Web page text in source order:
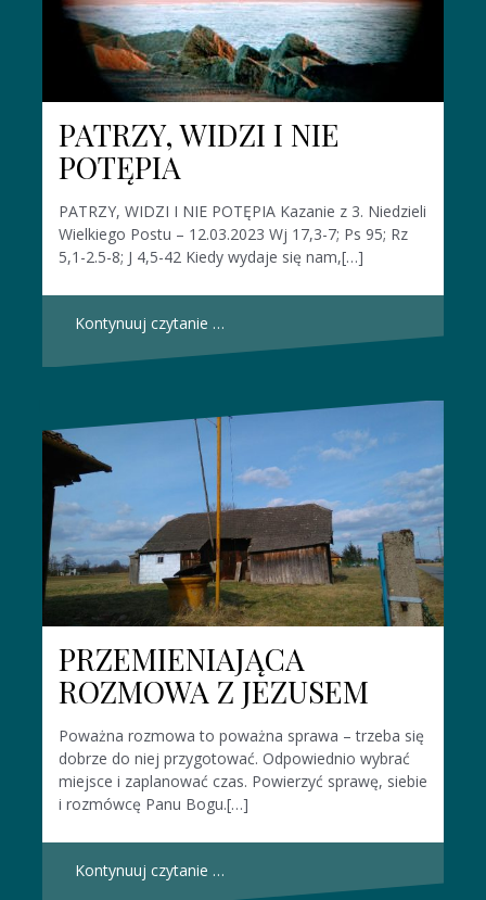
PATRZY, WIDZI I NIE
POTĘPIA
PATRZY, WIDZI I NIE POTĘPIA Kazanie z 3. Niedzieli
Wielkiego Postu – 12.03.2023 Wj 17,3-7; Ps 95; Rz
5,1-2.5-8; J 4,5-42 Kiedy wydaje się nam,[…]
Kontynuuj czytanie …
PRZEMIENIAJĄCA
ROZMOWA Z JEZUSEM
Poważna rozmowa to poważna sprawa – trzeba się
dobrze do niej przygotować. Odpowiednio wybrać
miejsce i zaplanować czas. Powierzyć sprawę, siebie
i rozmówcę Panu Bogu.[…]
Kontynuuj czytanie …